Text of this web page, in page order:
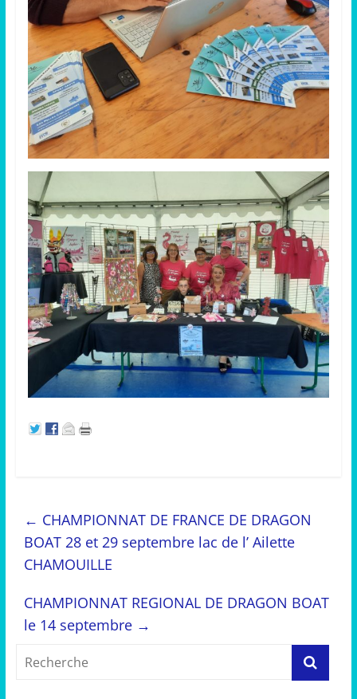
← CHAMPIONNAT DE FRANCE DE DRAGON
BOAT 28 et 29 septembre lac de l’ Ailette
CHAMOUILLE
CHAMPIONNAT REGIONAL DE DRAGON BOAT
le 14 septembre →